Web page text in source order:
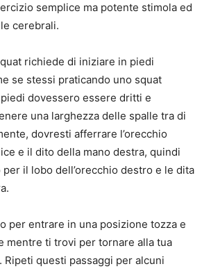
semplice ma potente stimola ed
cerebrali.
richiede di iniziare in piedi
se stessi praticando uno squat
dovessero essere dritti e
una larghezza delle spalle tra di
dovresti afferrare l’orecchio
e il dito della mano destra, quindi
il lobo dell’orecchio destro e le dita
per entrare in una posizione tozza e
mentre ti trovi per tornare alla tua
Ripeti questi passaggi per alcuni